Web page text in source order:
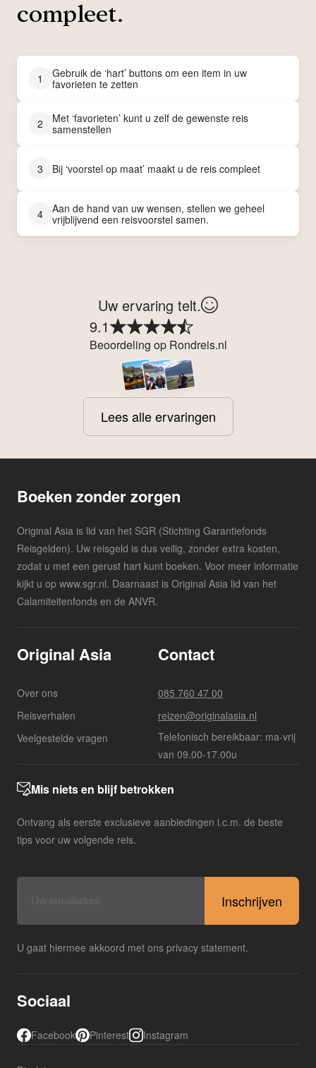
compleet.
1
Gebruik de ‘hart’ buttons om een item in uw
favorieten te zetten
2
Met ‘favorieten’ kunt u zelf de gewenste reis
samenstellen
3 Bij ‘voorstel op maat’ maakt u de reis compleet
4
Aan de hand van uw wensen, stellen we geheel
vrijblijvend een reisvoorstel samen.
Uw ervaring telt.
9.1
Beoordeling op Rondreis.nl
Lees alle ervaringen
Boeken zonder zorgen
Original Asia is lid van het SGR (Stichting Garantiefonds
Reisgelden). Uw reisgeld is dus veilig, zonder extra kosten,
zodat u met een gerust hart kunt boeken. Voor meer informatie
kijkt u op www.sgr.nl. Daarnaast is Original Asia lid van het
Calamiteitenfonds en de ANVR.
Original Asia
Over ons
Reisverhalen
Veelgestelde vragen
Contact
085 760 47 00
reizen@originalasia.nl
Telefonisch bereikbaar: ma-vrij
van 09.00-17.00u
Mis niets en blijf betrokken
Ontvang als eerste exclusieve aanbiedingen i.c.m. de beste
tips voor uw volgende reis.
U gaat hiermee akkoord met ons privacy statement.
Sociaal
Facebook Pinterest Instagram